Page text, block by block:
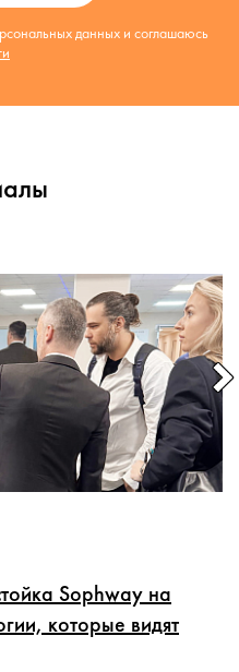
данных и соглашаюсь
Sophway на
которые видят